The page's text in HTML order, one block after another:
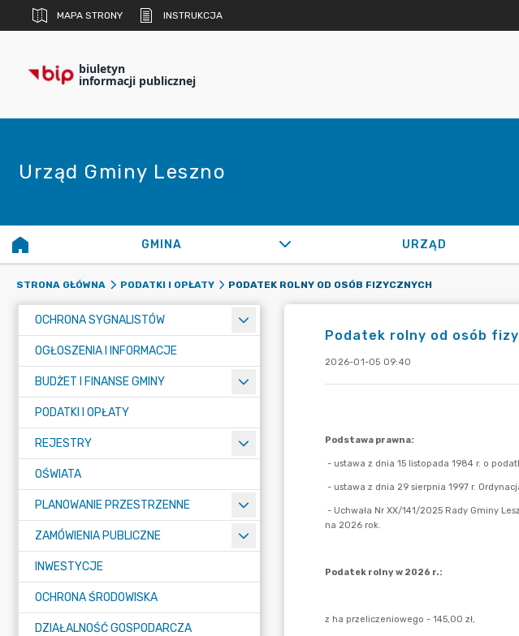
MAPA STRONY INSTRUKCJA
biuletyn
informacji publicznej
Urząd Gminy Leszno
GMINA URZĄD
STRONA GŁÓWNA PODATKI I OPŁATY PODATEK ROLNY OD OSÓB FIZYCZNYCH
OCHRONA SYGNALISTÓW
OGŁOSZENIA I INFORMACJE
BUDŻET I FINANSE GMINY
PODATKI I OPŁATY
REJESTRY
OŚWIATA
PLANOWANIE PRZESTRZENNE
ZAMÓWIENIA PUBLICZNE
INWESTYCJE
OCHRONA ŚRODOWISKA
DZIAŁALNOŚĆ GOSPODARCZA
Podatek rolny od osób
2026-01-05 09:40